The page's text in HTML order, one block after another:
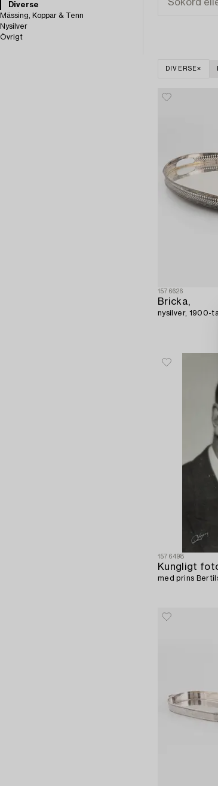
Diverse
Mässing, Koppar & Tenn
Nysilver
Övrigt
DIVERSE
1576626
Bricka,
nysilver, 1900-
1576498
Kungligt
med prins